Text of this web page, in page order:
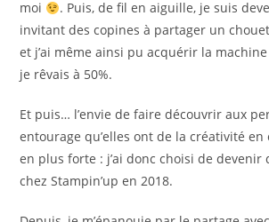
moi
. Puis, de fil en aiguille, je suis
invitant des copines à partager un
et j’ai même ainsi pu acquérir la
je rêvais à 50%.
Et puis… l’envie de faire découvrir aux
entourage qu’elles ont de la créativité
en plus forte : j’ai donc choisi de devenir
chez Stampin’up en 2018.